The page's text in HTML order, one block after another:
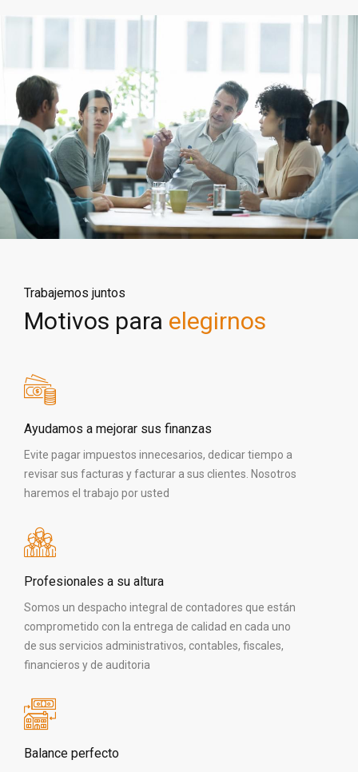
Trabajemos juntos
Motivos para elegirnos
Ayudamos a mejorar sus finanzas
Evite pagar impuestos innecesarios, dedicar tiempo a
revisar sus facturas y facturar a sus clientes. Nosotros
haremos el trabajo por usted
Profesionales a su altura
Somos un despacho integral de contadores que están
comprometido con la entrega de calidad en cada uno
de sus servicios administrativos, contables, fiscales,
financieros y de auditoria
Balance perfecto